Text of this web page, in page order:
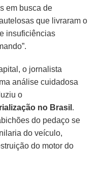
em busca de
que livraram o
insuficiências
o jornalista
análise cuidadosa
o
no Brasil .
do pedaço se
do veículo,
do motor do